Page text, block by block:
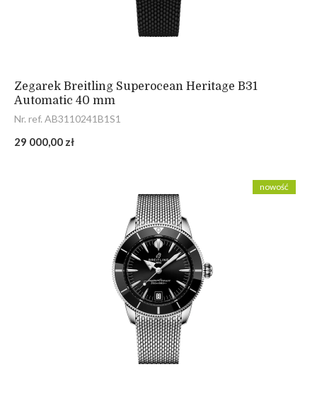
Zegarek Breitling Superocean Heritage B31
Automatic 40 mm
Nr. ref. AB3110241B1S1
29 000,00 zł
nowość